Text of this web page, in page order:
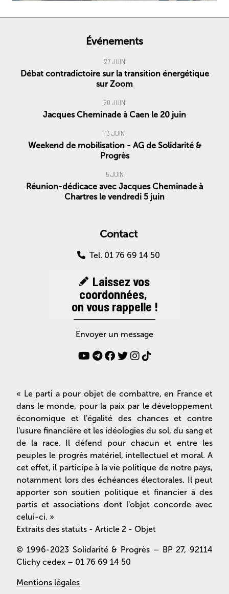
Événements
27 JUIN
Débat contradictoire sur la transition énergétique
sur Zoom
20 JUIN
Jacques Cheminade à Caen le 20 juin
13 JUIN
Weekend de mobilisation - AG de Solidarité &
Progrès
5 JUIN
Réunion-dédicace avec Jacques Cheminade à
Chartres le vendredi 5 juin
Contact
Tel. 01 76 69 14 50
Laissez vos
coordonnées,
on vous rappelle !
Envoyer un message
« Le parti a pour objet de combattre, en France et
dans le monde, pour la paix par le développement
économique et l'égalité des chances et contre
l'usure financière et les idéologies du sol, du sang et
de la race. Il défend pour chacun et entre les
peuples le progrès matériel, intellectuel et moral. A
cet effet, il participe à la vie politique de notre pays,
notamment lors des échéances électorales. Il peut
apporter son soutien politique et financier à des
partis et associations dont l'objet concorde avec
celui-ci. »
Extraits des statuts - Article 2 - Objet
© 1996-2023 Solidarité & Progrès – BP 27, 92114
Clichy cedex – 01 76 69 14 50
Mentions légales